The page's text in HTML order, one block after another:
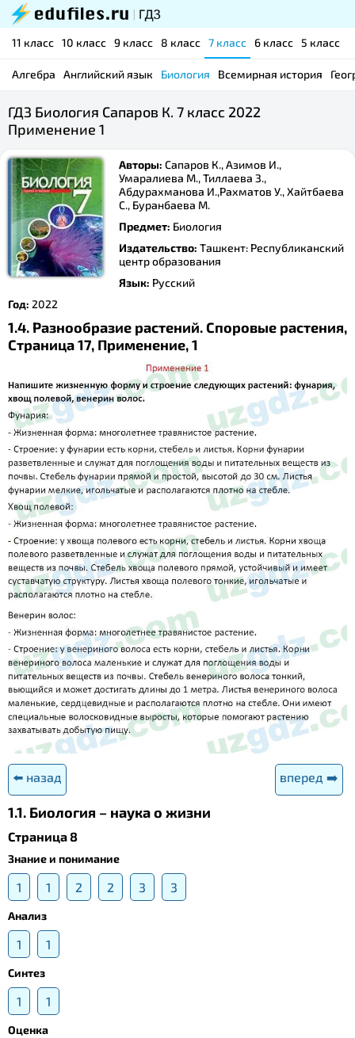
11 класс 10 класс 9 класс 8 класс 7 класс 6 класс 5 класс
Алгебра Английский язык Биология Всемирная история
ГДЗ Биология Сапаров К. 7 класс 2022
Применение 1
Авторы: Сапаров К., Азимов И.,
Умаралиева М., Тиллаева З.,
Абдурахманова И.,Рахматов У., Хайтбаева
С., Буранбаева М.
Предмет: Биология
Издательство: Ташкент: Республиканский
центр образования
Язык: Русский
Год: 2022
1.4. Разнообразие растений. Споровые растения,
Страница 17, Применение, 1
⬅️ назад вперед ➡️
1.1. Биология – наука о жизни
Страница 8
Знание и понимание
1 1 2 2 3 3
Анализ
1 1
Синтез
1 1
Оценка